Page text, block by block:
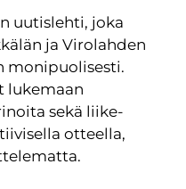
uutislehti, joka
ja Virolahden
monipuolisesti.
lukemaan
sekä liike-
otteella,